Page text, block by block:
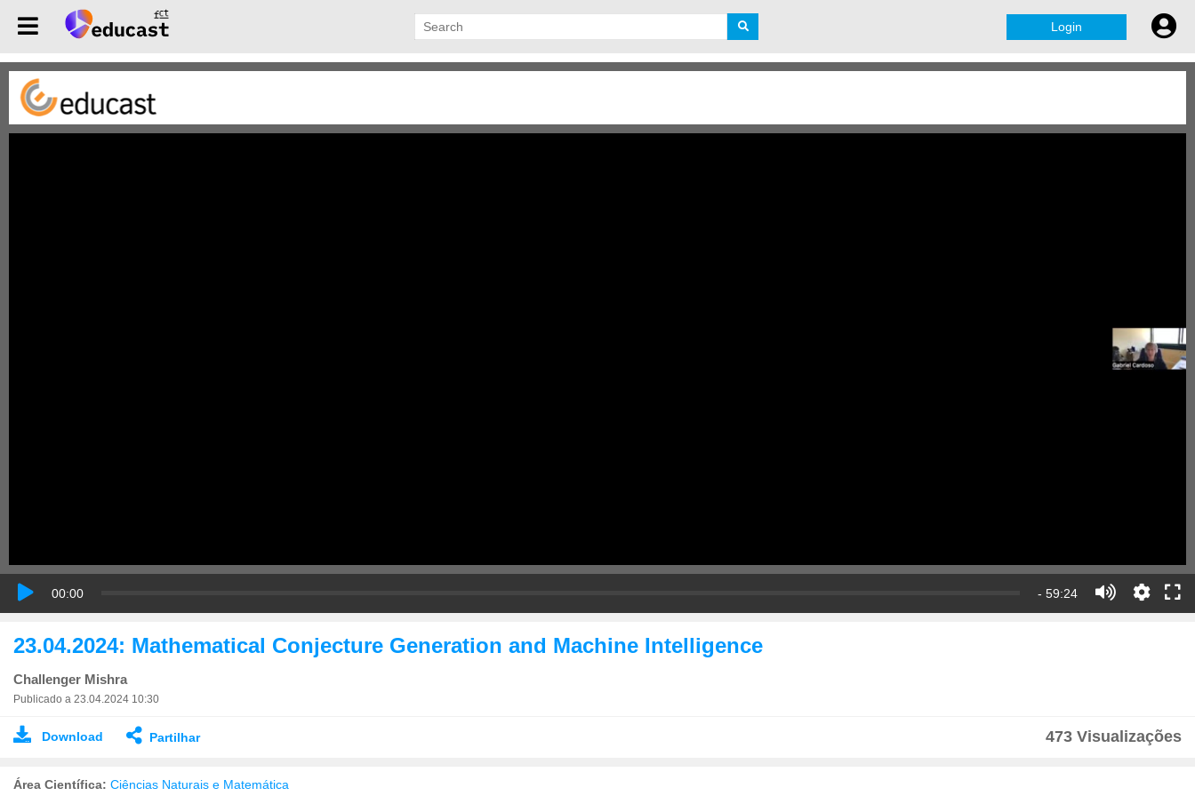
Login
00:00 - 59:24
23.04.2024: Mathematical Conjecture Generation and Machine Intelligence
Challenger Mishra
Publicado a 23.04.2024 10:30
Download Partilhar 473 Visualizações
Área Científica: Ciências Naturais e Matemática